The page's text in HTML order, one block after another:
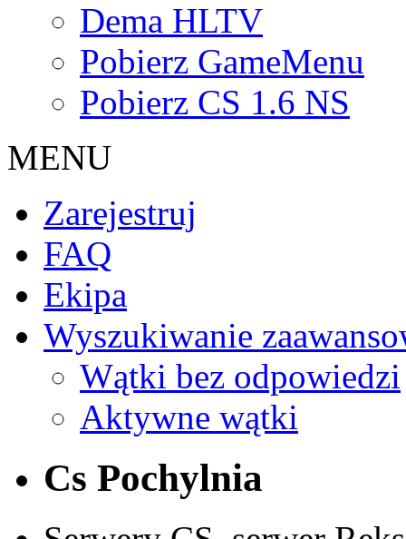
Dema HLTV
Pobierz GameMenu
Pobierz CS 1.6 NS
MENU
Zarejestruj
FAQ
Ekipa
Wyszukiwanie
Wątki bez odpowiedzi
Aktywne wątki
Cs Pochylnia